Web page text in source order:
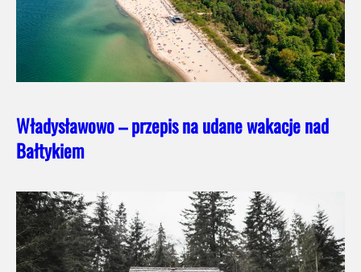
Władysławowo – przepis na udane wakacje nad
Bałtykiem